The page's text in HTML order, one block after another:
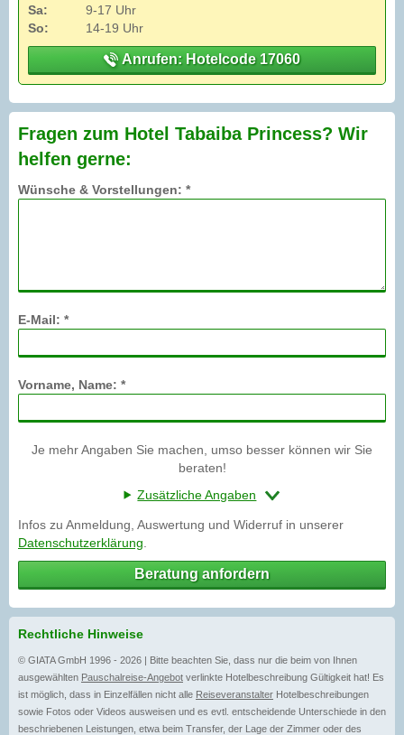
Sa:
9-17 Uhr
So:
14-19 Uhr
Anrufen: Hotelcode 17060
Fragen zum Hotel Tabaiba Princess? Wir
helfen gerne:
Wünsche & Vorstellungen: *
E-Mail: *
Vorname, Name: *
Je mehr Angaben Sie machen, umso besser können wir Sie
beraten!
Zusätzliche Angaben
Infos zu Anmeldung, Auswertung und Widerruf in unserer
Datenschutzerklärung
Beratung anfordern
Rechtliche Hinweise
© GIATA GmbH 1996 - 2026 | Bitte beachten Sie, dass nur die beim von Ihnen
ausgewählten Pauschalreise-Angebot verlinkte Hotelbeschreibung Gültigkeit hat! Es
ist möglich, dass in Einzelfällen nicht alle Reiseveranstalter Hotelbeschreibungen
sowie Fotos oder Videos ausweisen und es evtl. entscheidende Unterschiede in den
beschriebenen Leistungen, etwa beim Transfer, der Lage der Zimmer oder des